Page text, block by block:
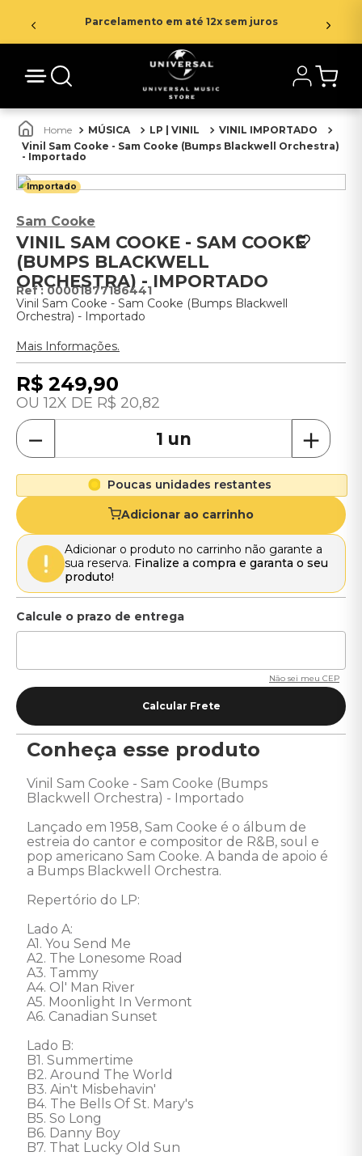
Parcelamento em até 12x sem juros
MÚSICA LP | VINIL
VINIL IMPORTADO
Vinil Sam Cooke - Sam Cooke (Bumps Blackwell Orchestra)
- Importado
Importado
Sam Cooke
VINIL SAM COOKE - SAM COOKE
(BUMPS BLACKWELL
ORCHESTRA) - IMPORTADO
:00001877186441
Vinil Sam Cooke - Sam Cooke (Bumps Blackwell
Orchestra) - Importado
Mais Informações.
R$ 249,90
12 R$ 20,82
＋
－
Poucas unidades restantes
Adicionar ao carrinho
Adicionar o produto no carrinho não garante a
sua reserva. Finalize a compra e garanta o seu
produto!
Não sei meu CEP
Conheça esse produto
Vinil Sam Cooke - Sam Cooke (Bumps
Blackwell Orchestra) - Importado
Lançado em 1958, Sam Cooke é o álbum de
estreia do cantor e compositor de R&B, soul e
pop americano Sam Cooke. A banda de apoio é
a Bumps Blackwell Orchestra.
Repertório do LP:
Lado A:
A1. You Send Me
A2. The Lonesome Road
A3. Tammy
A4. Ol' Man River
A5. Moonlight In Vermont
A6. Canadian Sunset
Lado B:
B1. Summertime
B2. Around The World
B3. Ain't Misbehavin'
B4. The Bells Of St. Mary's
B5. So Long
B6. Danny Boy
B7. That Lucky Old Sun